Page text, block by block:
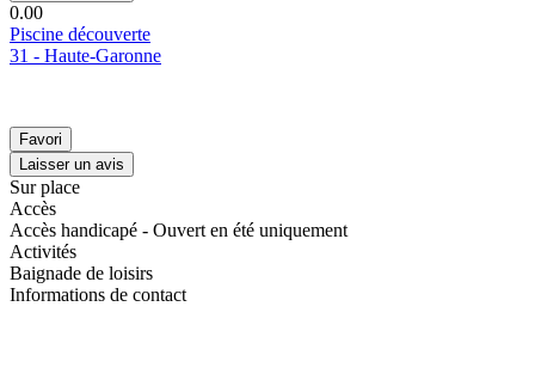
0.00
Piscine découverte
31 - Haute-Garonne
Favori
Laisser un avis
Sur place
Accès
Accès handicapé - Ouvert en été uniquement
Activités
Baignade de loisirs
Informations de contact